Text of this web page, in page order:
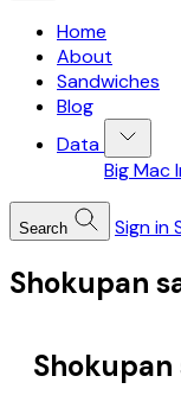
Home
About
Sandwiches
Blog
Data
Big Mac
Search Sign in
Shokupan